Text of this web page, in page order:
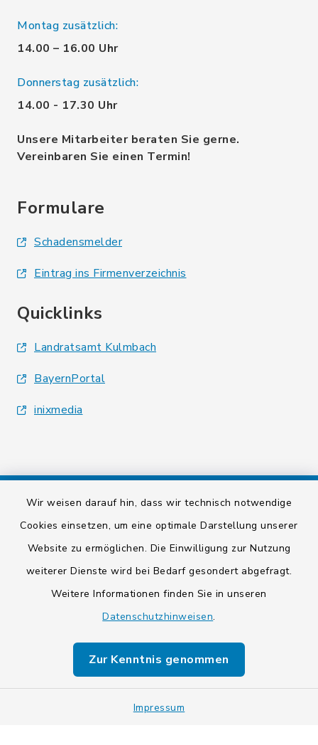
Wir weisen darauf hin, dass wir technisch notwendige
Cookies einsetzen, um eine optimale Darstellung unserer
Website zu ermöglichen. Die Einwilligung zur Nutzung
weiterer Dienste wird bei Bedarf gesondert abgefragt.
Weitere Informationen finden Sie in unseren
Datenschutzhinweisen.
Zur Kenntnis genommen
Impressum
Montag zusätzlich:
14.00 – 16.00 Uhr
Donnerstag zusätzlich:
14.00 - 17.30 Uhr
Unsere Mitarbeiter beraten Sie gerne.
Vereinbaren Sie einen Termin!
Formulare
Schadensmelder
Eintrag ins Firmenverzeichnis
Quicklinks
Landratsamt Kulmbach
BayernPortal
inixmedia
Barrierefreiheit
Datenschutz
Impressum
Sitemap
Cookie-Einstellungen